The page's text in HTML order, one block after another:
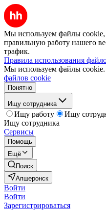
Мы используем файлы cookie,
правильную работу нашего
трафик.
Правила использования
Мы используем файлы cookie.
файлов cookie
Понятно
Ищу сотрудника
Ищу работу
Ищу
Ищу сотрудника
Сервисы
Помощь
Ещё
Поиск
Апшеронск
Войти
Войти
Зарегистрироваться